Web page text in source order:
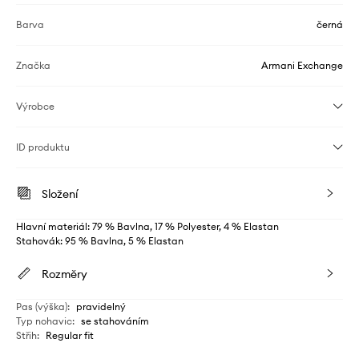
Barva černá
Značka Armani Exchange
Výrobce
ID produktu
Složení
Hlavní materiál: 79 % Bavlna, 17 % Polyester, 4 % Elastan
Stahovák: 95 % Bavlna, 5 % Elastan
Rozměry
Pas (výška): pravidelný
Typ nohavic: se stahováním
Střih: Regular fit